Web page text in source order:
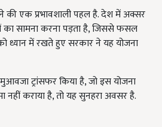
की एक प्रभावशाली पहल है. देश में अक्सर
का सामना करना पड़ता है, जिससे फसल
ध्यान में रखते हुए सरकार ने यह योजना
ट्रांसफर किया है, जो इस योजना
कराया है, तो यह सुनहरा अवसर है.